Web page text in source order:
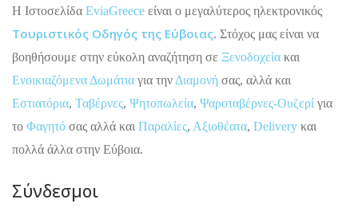
H Ιστοσελίδα EviaGreece είναι ο μεγαλύτερος ηλεκτρονικός
Τουριστικός Οδηγός της Εύβοιας. Στόχος μας είναι να
βοηθήσουμε στην εύκολη αναζήτηση σε Ξενοδοχεία και
Ενοικιαζόμενα Δωμάτια για την Διαμονή σας, αλλά και
Εστιατόρια, Ταβέρνες, Ψητοπωλεία, Ψαροταβέρνες-Ουζερί για
το Φαγητό σας αλλά και Παραλίες, Αξιοθέατα, Delivery και
πολλά άλλα στην Εύβοια.
Σύνδεσμοι